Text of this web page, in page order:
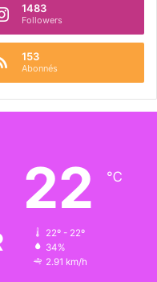
1483
Followers
153
Abonnés
22 ℃
22º - 22º
34%
2.91 km/h